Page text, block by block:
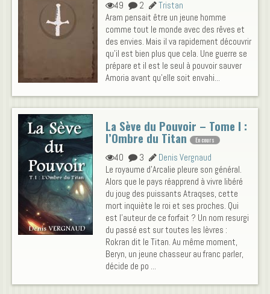
49 2
Tristan
Aram pensait être un jeune homme
comme tout le monde avec des rêves et
des envies. Mais il va rapidement découvrir
qu'il est bien plus que cela. Une guerre se
prépare et il est le seul à pouvoir sauver
Amoria avant qu'elle soit envahi...
La Sève du Pouvoir – Tome I :
l’Ombre du Titan En cours
40 3
Denis Vergnaud
Le royaume d'Arcalie pleure son général.
Alors que le pays réapprend à vivre libéré
du joug des puissants Atraqses, cette
mort inquiète le roi et ses proches. Qui
est l'auteur de ce forfait ? Un nom resurgi
du passé est sur toutes les lèvres :
Rokran dit le Titan. Au même moment,
Beryn, un jeune chasseur au franc parler,
décide de po ...